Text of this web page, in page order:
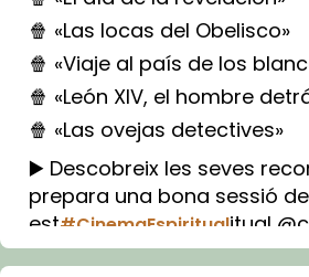
🍿 «Las locas del Obelisco»
🍿 «Viaje al país de los
🍿 «León XIV, el hombre
🍿 «Las ovejas detectives»
▶️ Descobreix les seves
prepara una bona sessió
est#CinemaEspiritualitual
Imatge: Generada amb IA